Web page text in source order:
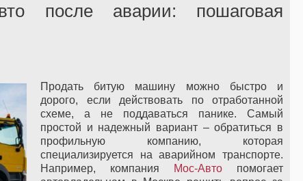
после аварии: пошаговая
Продать битую машину можно быстро и
дорого, если действовать по отработанной
схеме, а не поддаваться панике. Самый
простой и надежный вариант – обратиться в
профильную компанию, которая
специализируется на аварийном транспорте.
Например, компания
Мос-Авто помогает